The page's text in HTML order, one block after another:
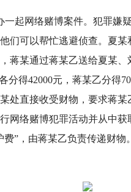
起网络赌博案件。犯罪嫌
们可以帮忙逃避侦查。夏
蒋某通过蒋某乙送给夏某
分得42000元，蒋某乙分得
处直接收受财物，要求蒋
网络赌博犯罪活动并从中
”，由蒋某乙负责传递财